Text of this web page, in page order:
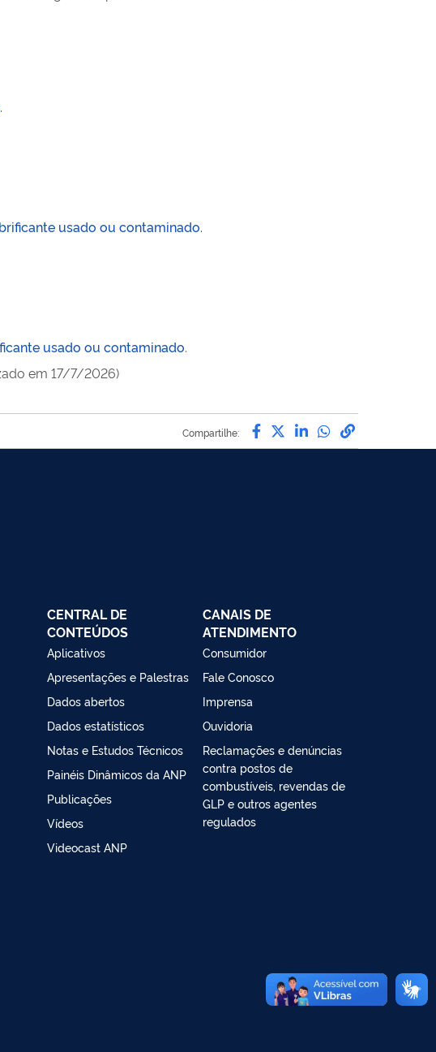
.
usado ou contaminado.
usado ou contaminado.
em 17/7/2026)
Compartilhe: Compartilhe por
Compartilhe por
Compartilhe por
Compartilhe
link para
CENTRAL DE
CONTEÚDOS
Aplicativos
Apresentações e Palestras
Dados abertos
Dados estatísticos
Notas e Estudos Técnicos
Painéis Dinâmicos da ANP
Publicações
Vídeos
Videocast ANP
CANAIS DE
ATENDIMENTO
Consumidor
Fale Conosco
Imprensa
Ouvidoria
Reclamações e denúncias
contra postos de
combustíveis, revendas de
GLP e outros agentes
regulados